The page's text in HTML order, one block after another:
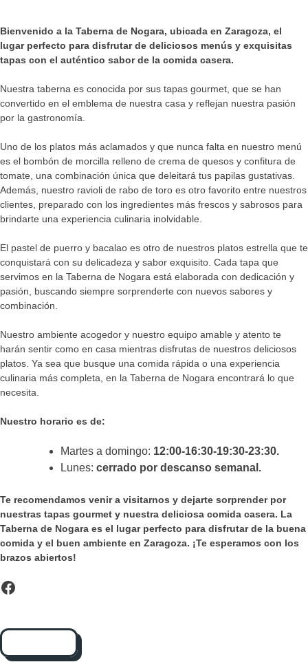
Bienvenido a la Taberna de Nogara, ubicada en Zaragoza, el
lugar perfecto para disfrutar de deliciosos menús y exquisitas
tapas con el auténtico sabor de la comida casera.
Nuestra taberna es conocida por sus tapas gourmet, que se han
convertido en el emblema de nuestra casa y reflejan nuestra pasión
por la gastronomía.
Uno de los platos más aclamados y que nunca falta en nuestro menú
es el bombón de morcilla relleno de crema de quesos y confitura de
tomate, una combinación única que deleitará tus papilas gustativas.
Además, nuestro ravioli de rabo de toro es otro favorito entre nuestros
clientes, preparado con los ingredientes más frescos y sabrosos para
brindarte una experiencia culinaria inolvidable.
El pastel de puerro y bacalao es otro de nuestros platos estrella que te
conquistará con su delicadeza y sabor exquisito. Cada tapa que
servimos en la Taberna de Nogara está elaborada con dedicación y
pasión, buscando siempre sorprenderte con nuevos sabores y
combinación.
Nuestro ambiente acogedor y nuestro equipo amable y atento te
harán sentir como en casa mientras disfrutas de nuestros deliciosos
platos. Ya sea que busque una comida rápida o una experiencia
culinaria más completa, en la Taberna de Nogara encontrará lo que
necesita.
Nuestro horario es de:
Martes a domingo: 12:00-16:30-19:30-23:30.
Lunes: cerrado por descanso semanal.
Te recomendamos venir a visitarnos y dejarte sorprender por
nuestras tapas gourmet y nuestra deliciosa comida casera. La
Taberna de Nogara es el lugar perfecto para disfrutar de la buena
comida y el buen ambiente en Zaragoza. ¡Te esperamos con los
brazos abiertos!
Facebook